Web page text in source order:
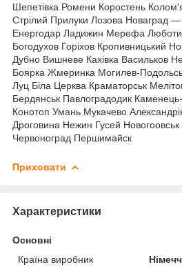
Шепетівка Ромени Коростень
Стрілий Прилуки Лозова Новаград
Енергодар Ладижин Мерефа Люботин
Богодухов Горіхов Кропивницький
Дубно Вишневе Кахівка Васильков
Боярка Жмеринка Могилев-
Луц Біла Церква Краматорськ
Бердянськ Павлоградодик
Конотоп Умань Мукачево
Дроговина Нежин Гусей Новогоовськ
Червоноград Першимайск
Приховати
Характеристики
Основні
Країна виробник